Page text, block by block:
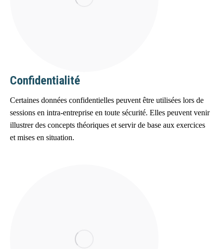
Confidentialité
Certaines données confidentielles peuvent être utilisées lors de
sessions en intra-entreprise en toute sécurité. Elles peuvent venir
illustrer des concepts théoriques et servir de base aux exercices
et mises en situation.